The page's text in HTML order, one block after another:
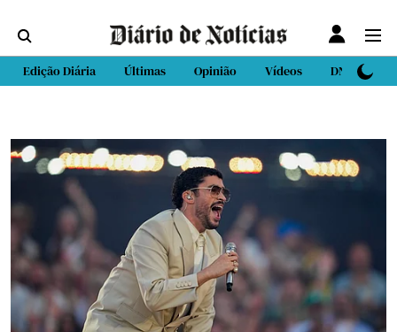
Edição Diária Últimas Opinião Vídeos DN Sport